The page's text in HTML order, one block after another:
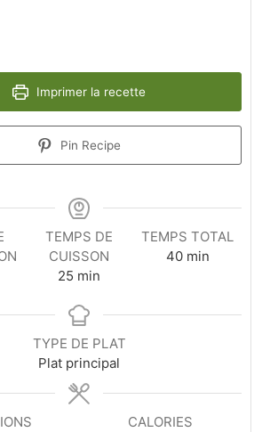
Imprimer la recette
Pin Recipe
TEMPS DE
CUISSON
25 minutes
min
TEMPS TOTAL
40minutes
min
TYPE DE PLAT
Plat principal
CALORIES